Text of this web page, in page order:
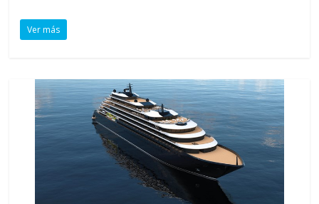
Ver más